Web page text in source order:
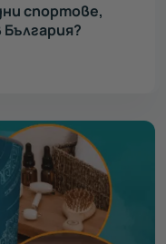
спортове,